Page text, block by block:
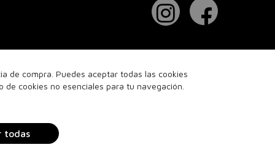
de compra. Puedes aceptar todas las cookies
cookies no esenciales para tu navegación.
todas